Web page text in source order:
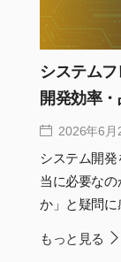
システム
開発効率
説 2026年6月
システム開
当に必要な
か」と疑問
ん。実際、
しでも開発
もっと見る